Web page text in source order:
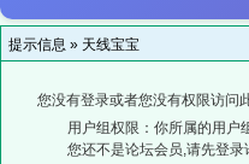
提示信息 » 天线宝宝
您没有登录或者您没有权限访问
用户组权限：你所属的用户
您还不是论坛会员,请先登录